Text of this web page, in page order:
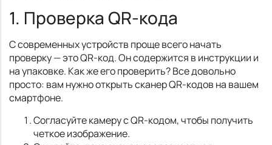
1. Проверка QR-кода
С современных устройств проще всего начать
проверку — это QR-код. Он содержится в инструкции и
на упаковке. Как же его проверить? Все довольно
просто: вам нужно открыть сканер QR-кодов на вашем
смартфоне.
Согласуйте камеру с QR-кодом, чтобы получить
четкое изображение.